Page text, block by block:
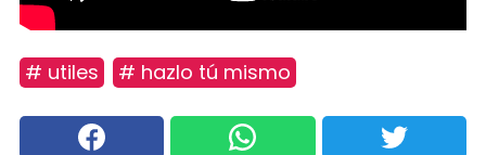
# utiles # hazlo tú mismo